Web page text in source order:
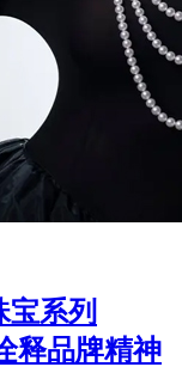
系列
释品牌精神